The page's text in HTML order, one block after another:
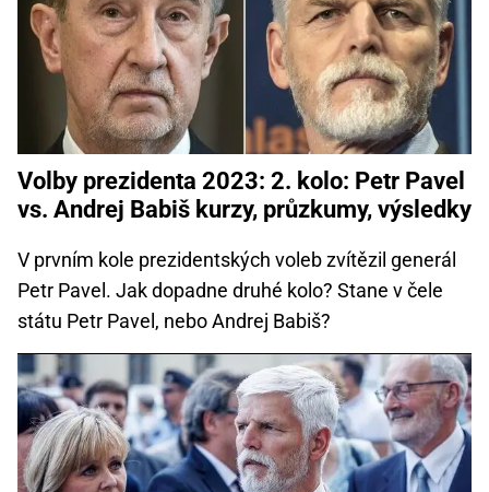
Volby prezidenta 2023: 2. kolo: Petr Pavel
vs. Andrej Babiš kurzy, průzkumy, výsledky
V prvním kole prezidentských voleb zvítězil generál
Petr Pavel. Jak dopadne druhé kolo? Stane v čele
státu Petr Pavel, nebo Andrej Babiš?